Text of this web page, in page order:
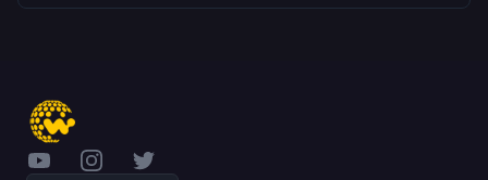
YouTubeInstagramTwitter